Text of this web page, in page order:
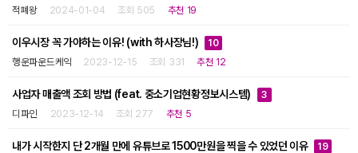
적폐왕 2024-01-04 조회 505 추천 19
이우시장 꼭 가야하는 이유! (with 하사장님!) 10
행운파운드케익 2023-12-15 조회 331 추천 12
사업자 매출액 조회 방법 (feat. 중소기업현황정보시스템) 3
디파인 2023-12-14 조회 277 추천 5
내가 시작한지 단 2개월 만에 유튜브로 1500만원을 찍을 수 있었던 이유 19